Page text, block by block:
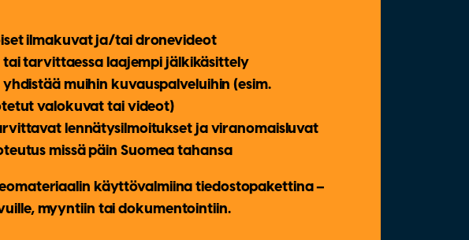
ilmakuvat ja/tai dronevideot
tai tarvittaessa laajempi jälkikäsittely
muihin kuvauspalveluihin (esim.
valokuvat tai videot)
lennätysilmoitukset ja viranomaisluvat
missä päin Suomea tahansa
käyttövalmiina tiedostopakettina –
myyntiin tai dokumentointiin.